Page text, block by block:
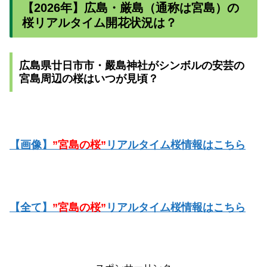
【2026年】広島・厳島（通称は宮島） の
桜リアルタイム開花状況は？
広島県廿日市市・嚴島神社がシンボルの安芸の
宮島周辺の桜はいつが見頃？
【画像】 ”宮島の桜” リアルタイム桜情報はこちら
【全て】 ”宮島の桜” リアルタイム桜情報はこちら